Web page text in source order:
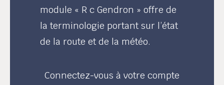
module « R c Gendron » offre de
la terminologie portant sur l’état
de la route et de la météo.
Connectez-vous à votre compte